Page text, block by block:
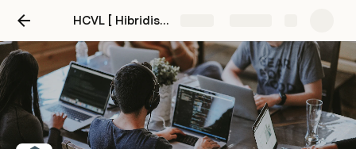
HCVL [ Hibridismo dos Cursos Virtuais Livres ] Workspace da Versão < Paga > da Escola